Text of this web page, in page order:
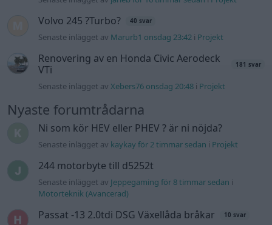
Volvo 245 ?Turbo? 40 svar
Senaste inlägget av Marurb1 onsdag 23:42 i Projekt
Renovering av en Honda Civic Aerodeck
VTi
181 svar
Senaste inlägget avXebers76 onsdag 20:48 i Projekt
Nyaste forumtrådarna
Ni som kör HEV eller PHEV ? är ni nöjda?
Senaste inlägget av kaykay för 2 timmar sedan i Projekt
244 motorbyte till d5252t
Senaste inlägget av Jeppegaming för 8 timmar sedan i
Motorteknik (Avancerad)
Passat -13 2.0tdi DSG Växellåda bråkar 10 svar